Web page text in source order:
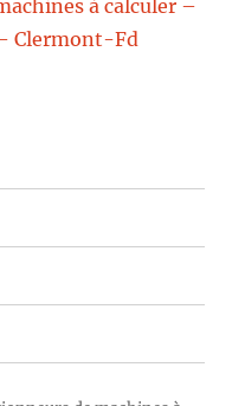
à calculer –
Clermont-Fd